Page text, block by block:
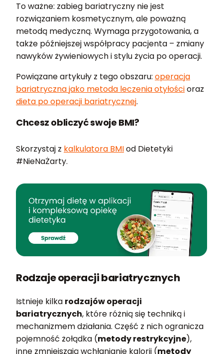
To ważne: zabieg bariatryczny nie jest
rozwiązaniem kosmetycznym, ale poważną
metodą medyczną. Wymaga przygotowania, a
także późniejszej współpracy pacjenta – zmiany
nawyków żywieniowych i stylu życia po operacji.
Powiązane artykuły z tego obszaru: operacja
bariatryczna jako metoda leczenia otyłościoraz
dieta po operacji bariatrycznej.
Chcesz obliczyć swoje BMI?
Skorzystaj z kalkulatora BMIod Dietetyki
#NieNaŻarty.
Rodzaje operacji bariatrycznych
Istnieje kilka rodzajów operacji
bariatrycznych, które różnią się techniką i
mechanizmem działania. Część z nich ogranicza
pojemność żołądka (metody restrykcyjne),
inne zmniejszają wchłanianie kalorii (metody